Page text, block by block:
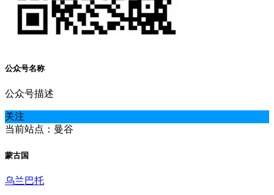
公众号名称
公众号描述
关注
当前站点：曼谷
蒙古国
乌兰巴托